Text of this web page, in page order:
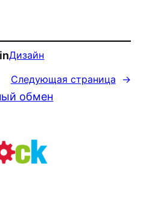
Дизайн
Следующая страница →
обмен